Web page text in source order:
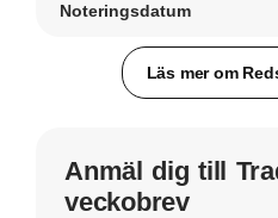
Noteringsdatum
Läs mer om
Anmäl dig till
veckobrev